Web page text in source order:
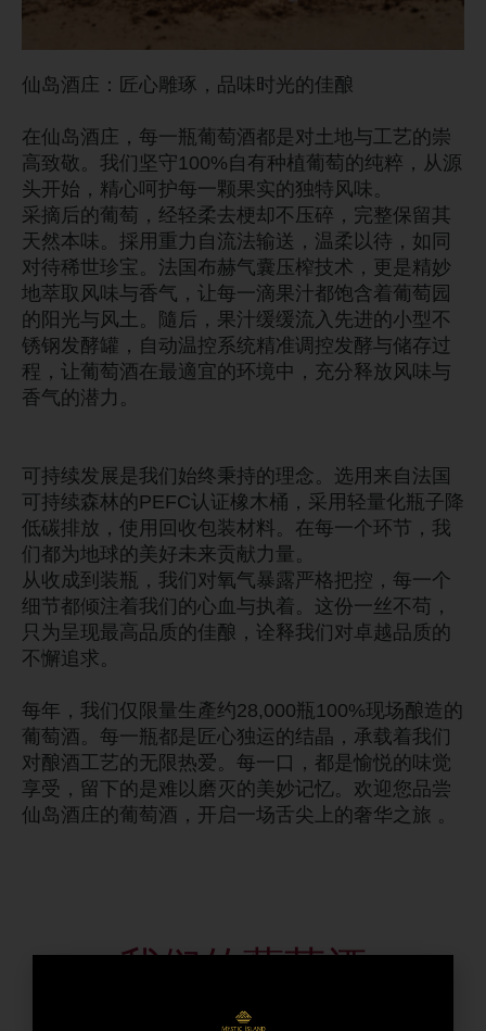
仙岛酒庄：匠心雕琢，品味时光的佳酿
在仙岛酒庄，每一瓶葡萄酒都是对土地与工艺的崇
高致敬。我们坚守100%自有种植葡萄的纯粹，从源
头开始，精心呵护每一颗果实的独特风味。
采摘后的葡萄，经轻柔去梗却不压碎，完整保留其
天然本味。採用重力自流法输送，温柔以待，如同
对待稀世珍宝。法国布赫气囊压榨技术，更是精妙
地萃取风味与香气，让每一滴果汁都饱含着葡萄园
的阳光与风土。隨后，果汁缓缓流入先进的小型不
锈钢发酵罐，自动温控系统精准调控发酵与储存过
程，让葡萄酒在最適宜的环境中，充分释放风味与
香气的潜力。
可持续发展是我们始终秉持的理念。选用来自法国
可持续森林的PEFC认证橡木桶，采用轻量化瓶子降
低碳排放，使用回收包装材料。在每一个环节，我
们都为地球的美好未来贡献力量。
从收成到装瓶，我们对氧气暴露严格把控，每一个
细节都倾注着我们的心血与执着。这份一丝不苟，
只为呈现最高品质的佳酿，诠释我们对卓越品质的
不懈追求。
每年，我们仅限量生產约28,000瓶100%现场酿造的
葡萄酒。每一瓶都是匠心独运的结晶，承载着我们
对酿酒工艺的无限热爱。每一口，都是愉悦的味觉
享受，留下的是难以磨灭的美妙记忆。欢迎您品尝
仙岛酒庄的葡萄酒，开启一场舌尖上的奢华之旅 。
我们的葡萄酒